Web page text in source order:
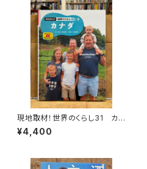
現地取材！世界のくらし31 カナ
ダ
¥4,400